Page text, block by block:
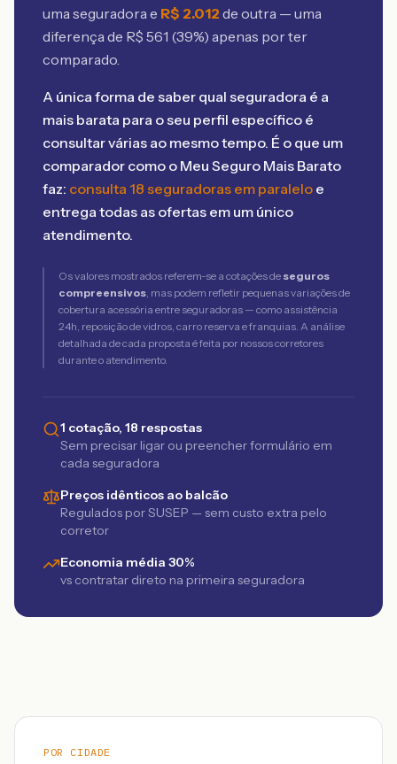
uma seguradora e R$ 2.012 de outra — uma
diferença de R$ 561 (39%) apenas por ter
comparado.
A única forma de saber qual seguradora é a
mais barata para o seu perfil específico é
consultar várias ao mesmo tempo. É o que um
comparador como o Meu Seguro Mais Barato
faz: consulta 18 seguradoras em paralelo e
entrega todas as ofertas em um único
atendimento.
Os valores mostrados referem-se a cotações de seguros
compreensivos, mas podem refletir pequenas variações de
cobertura acessória entre seguradoras — como assistência
24h, reposição de vidros, carro reserva e franquias. A análise
detalhada de cada proposta é feita por nossos corretores
durante o atendimento.
1 cotação, 18 respostas
Sem precisar ligar ou preencher formulário em
cada seguradora
Preços idênticos ao balcão
Regulados por SUSEP — sem custo extra pelo
corretor
Economia média 30%
vs contratar direto na primeira seguradora
POR CIDADE